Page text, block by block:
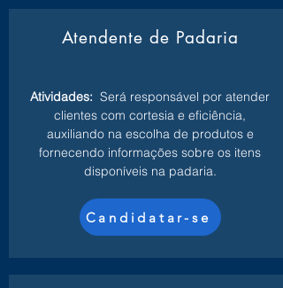
Atendente de Padaria
Atividades: Será responsável por atender
clientes com cortesia e eficiência,
auxiliando na escolha de produtos e
fornecendo informações sobre os itens
disponíveis na padaria.
Candidatar-se